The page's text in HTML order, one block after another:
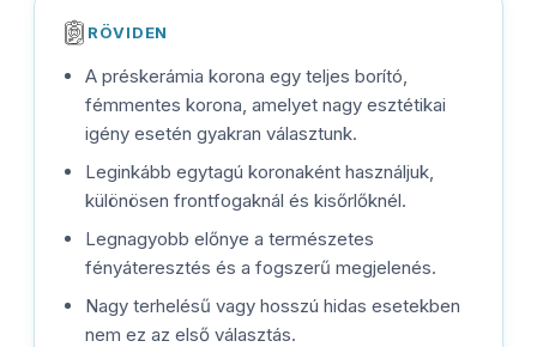
RÖVIDEN
A préskerámia korona egy teljes borító,
fémmentes korona, amelyet nagy esztétikai
igény esetén gyakran választunk.
Leginkább egytagú koronaként használjuk,
különösen frontfogaknál és kisőrlőknél.
Legnagyobb előnye a természetes
fényáteresztés és a fogszerű megjelenés.
Nagy terhelésű vagy hosszú hidas esetekben
nem ez az első választás.